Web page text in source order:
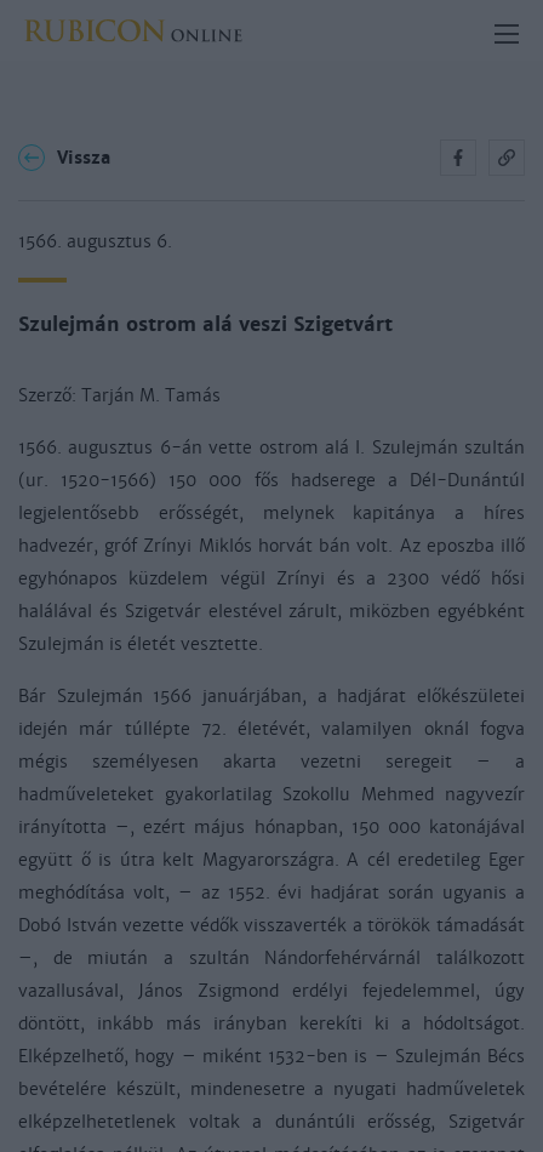
Vissza
1566. augusztus 6.
Szulejmán ostrom alá veszi Szigetvárt
Szerző: Tarján M. Tamás
1566. augusztus 6-án vette ostrom alá I. Szulejmán szultán
(ur. 1520-1566) 150 000 fős hadserege a Dél-Dunántúl
legjelentősebb erősségét, melynek kapitánya a híres
hadvezér, gróf Zrínyi Miklós horvát bán volt. Az eposzba illő
egyhónapos küzdelem végül Zrínyi és a 2300 védő hősi
halálával és Szigetvár elestével zárult, miközben egyébként
Szulejmán is életét vesztette.
Bár Szulejmán 1566 januárjában, a hadjárat előkészületei
idején már túllépte 72. életévét, valamilyen oknál fogva
mégis személyesen akarta vezetni seregeit – a
hadműveleteket gyakorlatilag Szokollu Mehmed nagyvezír
irányította –, ezért május hónapban, 150 000 katonájával
együtt ő is útra kelt Magyarországra. A cél eredetileg Eger
meghódítása volt, – az 1552. évi hadjárat során ugyanis a
Dobó István vezette védők visszaverték a törökök támadását
–, de miután a szultán Nándorfehérvárnál találkozott
vazallusával, János Zsigmond erdélyi fejedelemmel, úgy
döntött, inkább más irányban kerekíti ki a hódoltságot.
Elképzelhető, hogy – miként 1532-ben is – Szulejmán Bécs
bevételére készült, mindenesetre a nyugati hadműveletek
elképzelhetetlenek voltak a dunántúli erősség, Szigetvár